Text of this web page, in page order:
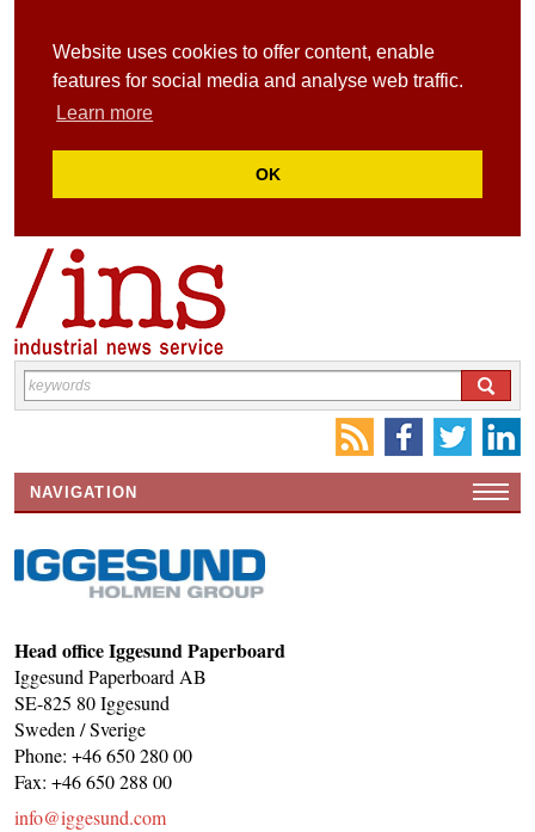
Website uses cookies to offer content, enable
features for social media and analyse web traffic.
Learn more
OK
NAVIGATION
CONTACT US
INS MAIN WEBSITE
Head office Iggesund Paperboard
Iggesund Paperboard AB
SE-825 80 Iggesund
Sweden / Sverige
Phone: +46 650 280 00
Fax: +46 650 288 00
info@iggesund.com